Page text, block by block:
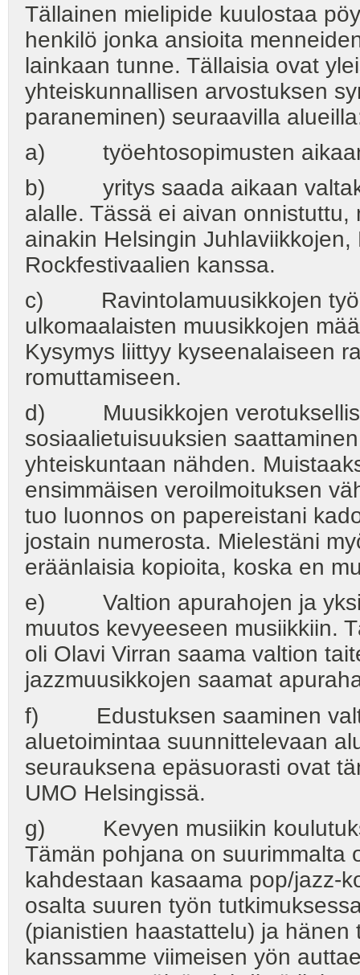
Tällainen mielipide kuulostaa
henkilö jonka ansioita
lainkaan tunne. Tällaisia ovat
yhteiskunnallisen arvostuksen
paraneminen) seuraavilla
a) työehtosopimusten
b) yritys saada aikaan
alalle. Tässä ei aivan
ainakin Helsingin
Rockfestivaalien kanssa.
c) Ravintolamuusikkojen
ulkomaalaisten muusikkojen
Kysymys liittyy kyseenalaiseen
romuttamiseen.
d) Muusikkojen
sosiaalietuisuuksien
yhteiskuntaan nähden.
ensimmäisen veroilmoituksen
tuo luonnos on papereistani
jostain numerosta. Mielestäni
eräänlaisia kopioita, koska en
e) Valtion apurahojen ja
muutos kevyeeseen musiikkiin.
oli Olavi Virran saama valtion
jazzmuusikkojen saamat
f) Edustuksen saaminen
aluetoimintaa suunnittelevaan
seurauksena epäsuorasti ovat
UMO Helsingissä.
g) Kevyen musiikin
Tämän pohjana on suurimmalta
kahdestaan kasaama pop/jazz-
osalta suuren työn
(pianistien haastattelu) ja hänen
kanssamme viimeisen yön